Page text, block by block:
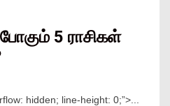
5 ராசிகள்
hidden; line-height: 0;”> ...